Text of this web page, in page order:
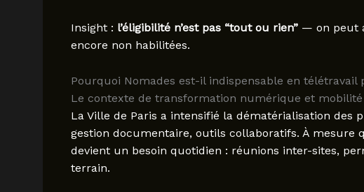
Insight : l’éligibilité n’est pas “tout ou rien”— on peut
encore non habilitées.
Pourquoi Nomades est-il indispensable en télétravail
Le contexte de transformation numérique et
La Ville de Paris a intensifié la dématérialisation des
gestion documentaire, outils collaboratifs. À mesure
devient un besoin quotidien : réunions inter-sites,
terrain.